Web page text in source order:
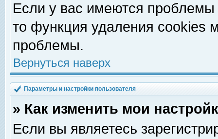
Если у вас имеются
то функция удаления cookies
проблемы.
Вернуться наверх
Параметры и настройки пользователя
» Как изменить мои
Если вы являетесь